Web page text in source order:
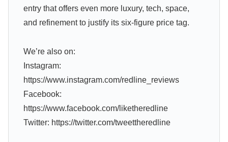
entry that offers even more luxury, tech, space,
and refinement to justify its six-figure price tag.
We’re also on:
Instagram:
https://www.instagram.com/redline_reviews
Facebook:
https://www.facebook.com/liketheredline
Twitter: https://twitter.com/tweettheredline